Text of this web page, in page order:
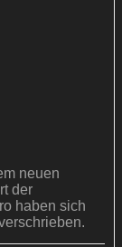
neuen
der
haben sich